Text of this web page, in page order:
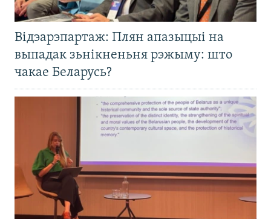
Відэарэпартаж: Плян апазыцыі на
выпадак зьнікненьня рэжыму: што
чакае Беларусь?